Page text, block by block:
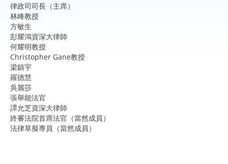
律政司司長（主席）
林峰教授
方敏生
彭耀鴻資深大律師
何耀明教授
Christopher Gane教授
梁鎮宇
羅德慧
吳麗莎
張舉能法官
譚允芝資深大律師
終審法院首席法官（當然成員）
法律草擬專員（當然成員）